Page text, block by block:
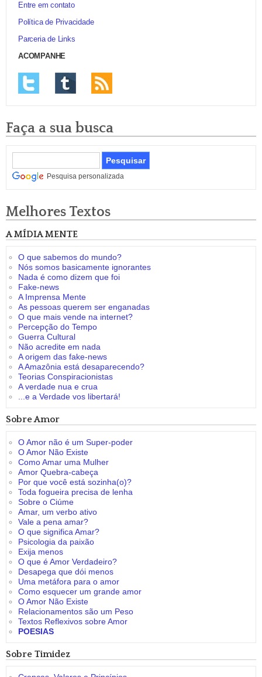
Entre em contato
Política de Privacidade
Parceria de Links
ACOMPANHE
Faça a sua busca
Pesquisa personalizada
Melhores Textos
A MÍDIA MENTE
O que sabemos do mundo?
Nós somos basicamente ignorantes
Nada é como dizem que foi
Fake-news
A Imprensa Mente
As pessoas querem ser enganadas
O que mais vende na internet?
Percepção do Tempo
Guerra Cultural
Não acredite em nada
A origem das fake-news
A Amazônia está desaparecendo?
Teorias Conspiracionistas
A verdade nua e crua
...e a Verdade vos libertará!
Sobre Amor
O Amor não é um Super-poder
O Amor Não Existe
Como Amar uma Mulher
Amor Quebra-cabeça
Por que você está sozinha(o)?
Toda fogueira precisa de lenha
Sobre o Ciúme
Amar, um verbo ativo
Vale a pena amar?
O que significa Amar?
Psicologia da paixão
Exija menos
O que é Amor Verdadeiro?
Desapega que dói menos
Uma metáfora para o amor
Como esquecer um grande amor
O Amor Não Existe
Relacionamentos são um Peso
Textos Reflexivos sobre Amor
POESIAS
Sobre Timidez